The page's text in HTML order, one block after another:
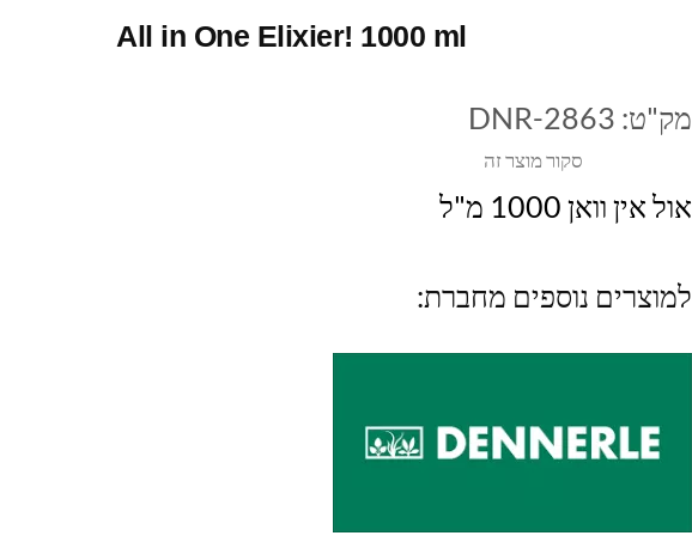
All in One Elixier! 1000 ml
סקור מוצר זה
מק"ט: DNR-2863
אול אין וואן 1000 מ"ל
למוצרים נוספים מחברת: